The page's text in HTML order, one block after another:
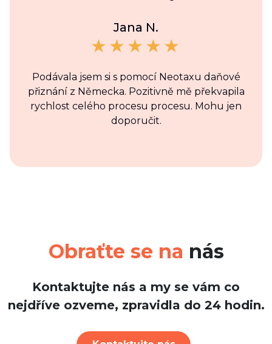
Jana N.
Podávala jsem si s pomocí Neotaxu daňové
přiznání z Německa. Pozitivně mě překvapila
rychlost celého procesu procesu. Mohu jen
doporučit.
Obraťte se na nás
Kontaktujte nás a my se vám co
nejdříve ozveme, zpravidla do 24 hodin.